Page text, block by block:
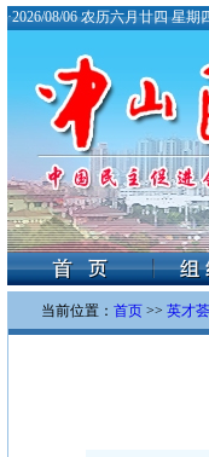
·2026/08/06 农历六月廿四 星期
当前位置： 首页 >> 英才